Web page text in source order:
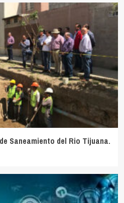
Saneamiento del Rio Tijuana.